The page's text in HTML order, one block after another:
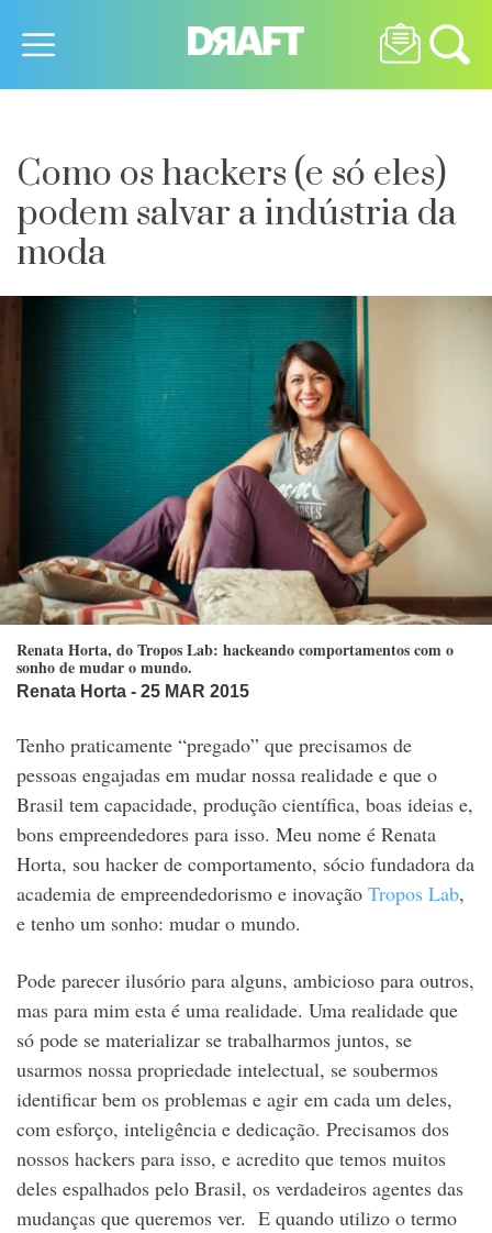
Como os hackers (e só eles)
podem salvar a indústria da
moda
Renata Horta, do Tropos Lab: hackeando comportamentos com o
sonho de mudar o mundo.
Renata Horta - 25 MAR 2015
Tenho praticamente “pregado” que precisamos de
pessoas engajadas em mudar nossa realidade e que o
Brasil tem capacidade, produção científica, boas ideias e,
bons empreendedores para isso. Meu nome é Renata
Horta, sou hacker de comportamento, sócio fundadora da
academia de empreendedorismo e inovação Tropos Lab,
e tenho um sonho: mudar o mundo.
Pode parecer ilusório para alguns, ambicioso para outros,
mas para mim esta é uma realidade. Uma realidade que
só pode se materializar se trabalharmos juntos, se
usarmos nossa propriedade intelectual, se soubermos
identificar bem os problemas e agir em cada um deles,
com esforço, inteligência e dedicação. Precisamos dos
nossos hackers para isso, e acredito que temos muitos
deles espalhados pelo Brasil, os verdadeiros agentes das
mudanças que queremos ver. E quando utilizo o termo